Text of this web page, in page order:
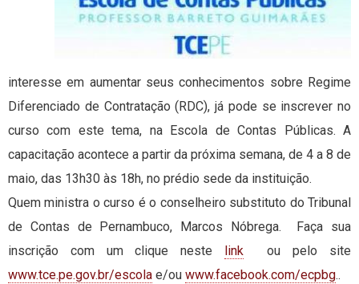
interesse em aumentar seus conhecimentos sobre Regime
Diferenciado de Contratação (RDC), já pode se inscrever no
curso com este tema, na Escola de Contas Públicas. A
capacitação acontece a partir da próxima semana, de 4 a 8 de
maio, das 13h30 às 18h, no prédio sede da instituição.
Quem ministra o curso é o conselheiro substituto do Tribunal
de Contas de Pernambuco, Marcos Nóbrega. Faça sua
inscrição com um clique neste
linkou pelo site
www.tce.pe.gov.br/escola e/ou www.facebook.com/ecpbg..